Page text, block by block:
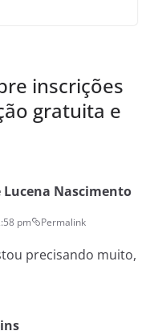
inscrições
gratuita e
Lucena Nascimento
pm Permalink
precisando muito,